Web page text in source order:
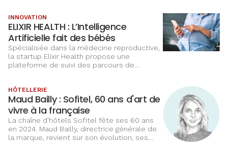
lance dans un projet de création
d’entreprise. Accompagnée par la CCI, elle
ouvre en juin 2023 Chris & Lilou, une
boutique de prêt-à-porter pour enfants.
INNOVATION
ELIXIR HEALTH : L’Intelligence
Artificielle fait des bébés
Spécialisée dans la médecine reproductive,
la startup Elixir Health propose une
plateforme de suivi des parcours de
réussite et réduire la durée des parcours.
Objectif : permettre aux femmes de
retrouver plus rapidement une vie sociale et
professionnelle.
HÔTELLERIE
Maud Bailly : Sofitel, 60 ans d'art de
vivre à la française
La chaîne d'hôtels Sofitel fête ses 60 ans
en 2024. Maud Bailly, directrice générale de
la marque, revient sur son évolution, ses